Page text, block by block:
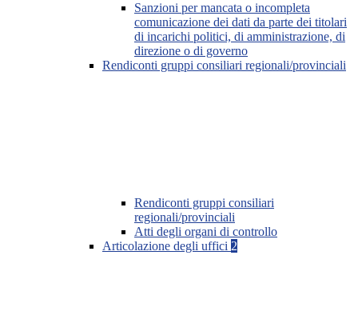
Sanzioni per mancata o incompleta
comunicazione dei dati da parte dei titolari
di incarichi politici, di amministrazione, di
direzione o di governo
Rendiconti gruppi consiliari regionali/provinciali
Rendiconti gruppi consiliari
regionali/provinciali
Atti degli organi di controllo
Articolazione degli uffici 2